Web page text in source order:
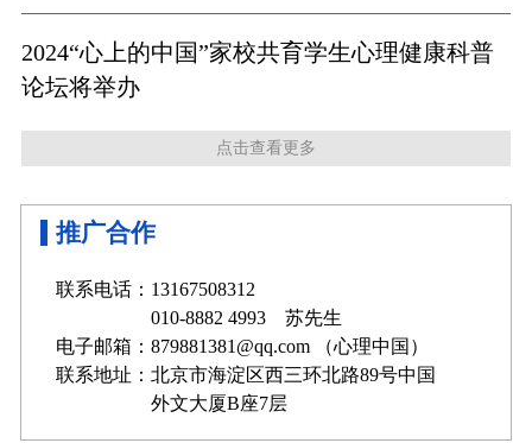
2024“心上的中国”家校共育学生心理健康科普
论坛将举办
点击查看更多
推广合作
联系电话：13167508312
010-8882 4993 苏先生
电子邮箱：879881381@qq.com （心理中国）
联系地址：北京市海淀区西三环北路89号中国
外文大厦B座7层